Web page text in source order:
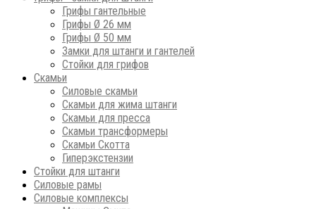
Грифы гантельные
Грифы Ø 26 мм
Грифы Ø 50 мм
Замки для штанги и гантелей
Стойки для грифов
Скамьи
Силовые скамьи
Скамьи для жима штанги
Скамьи для пресса
Скамьи трансформеры
Скамьи Скотта
Гиперэкстензии
Стойки для штанги
Силовые рамы
Силовые комплексы